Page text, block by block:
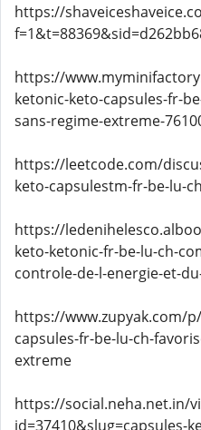
https://
https://
ketonic-keto-capsules-fr-
sans-regime-extreme-
https://leetcode.com/
keto-capsulestm-fr-be-lu-
https://
keto-ketonic-fr-be-lu-ch-
controle-de-l-energie-et-
https://www.zupyak.com/
capsules-fr-be-lu-ch-
extreme
https://social.neha.net.in/
id=37410&slug=capsules-